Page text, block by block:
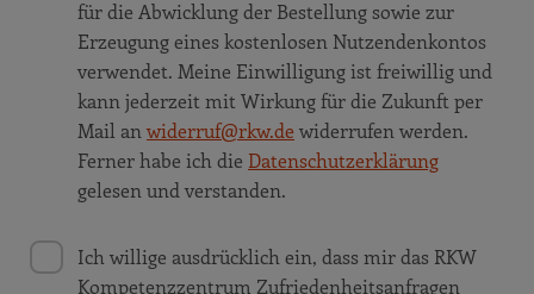
für die Abwicklung der Bestellung sowie zur
Erzeugung eines kostenlosen Nutzendenkontos
verwendet. Meine Einwilligung ist freiwillig und
kann jederzeit mit Wirkung für die Zukunft per
Mail an widerruf@rkw.de widerrufen werden.
Ferner habe ich die Datenschutzerklärung
gelesen und verstanden.
Ich willige ausdrücklich ein, dass mir das RKW
Kompetenzzentrum Zufriedenheitsanfragen